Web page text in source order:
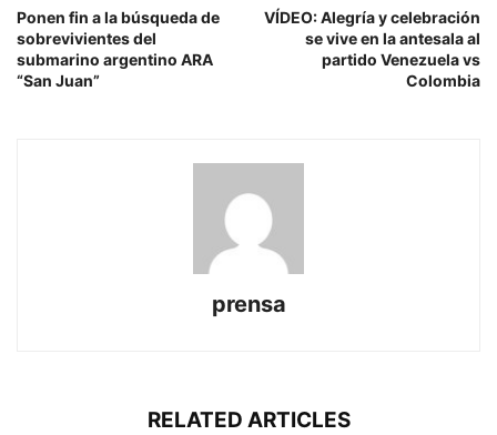
Ponen fin a la búsqueda de
sobrevivientes del
submarino argentino ARA
“San Juan”
VÍDEO: Alegría y celebración
se vive en la antesala al
partido Venezuela vs
Colombia
prensa
RELATED ARTICLES